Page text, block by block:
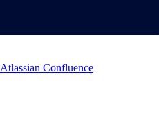
Atlassian Confluence